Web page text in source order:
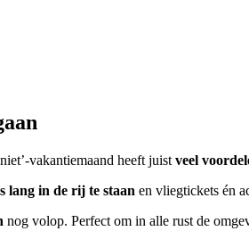
vakantiemaand heeft juist veel
lang in de rij te staan en vliegtickets én
nog volop. Perfect om in alle rust de